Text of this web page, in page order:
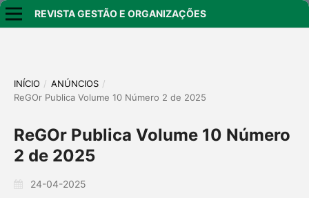
REVISTA GESTÃO E ORGANIZAÇÕES
INÍCIO / ANÚNCIOS /
ReGOr Publica Volume 10 Número 2 de 2025
ReGOr Publica Volume 10 Número
2 de 2025
24-04-2025